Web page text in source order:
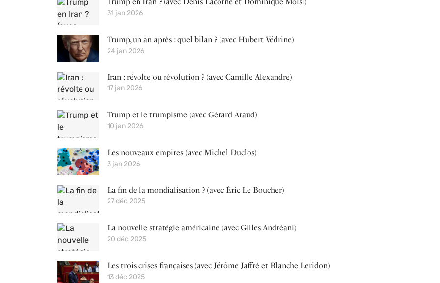
31 jan 2026
Trump, un an après : quel bilan ? (avec Hubert Védrine)
24 jan 2026
Iran : révolte ou révolution ? (avec Camille Alexandre)
17 jan 2026
Trump et le trumpisme (avec Gérard Araud)
10 jan 2026
Les nouveaux empires (avec Michel Duclos)
3 jan 2026
La fin de la mondialisation ? (avec Éric Le Boucher)
27 déc 2025
La nouvelle stratégie américaine (avec Gilles Andréani)
20 déc 2025
Les trois crises françaises (avec Jérôme Jaffré et Blanche Leridon)
13 déc 2025